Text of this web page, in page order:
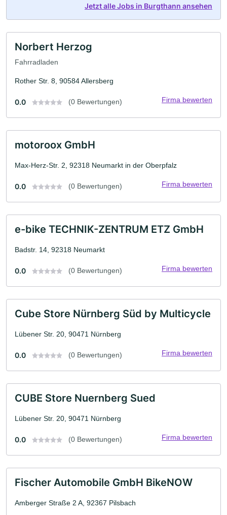
Jetzt alle Jobs in Burgthann ansehen
Norbert Herzog
Fahrradladen
Rother Str. 8, 90584 Allersberg
0.0 (0 Bewertungen) Firma bewerten
motoroox GmbH
Max-Herz-Str. 2, 92318 Neumarkt in der Oberpfalz
0.0 (0 Bewertungen) Firma bewerten
e-bike TECHNIK-ZENTRUM ETZ GmbH
Badstr. 14, 92318 Neumarkt
0.0 (0 Bewertungen) Firma bewerten
Cube Store Nürnberg Süd by Multicycle
Lübener Str. 20, 90471 Nürnberg
0.0 (0 Bewertungen) Firma bewerten
CUBE Store Nuernberg Sued
Lübener Str. 20, 90471 Nürnberg
0.0 (0 Bewertungen) Firma bewerten
Fischer Automobile GmbH BikeNOW
Amberger Straße 2 A, 92367 Pilsbach